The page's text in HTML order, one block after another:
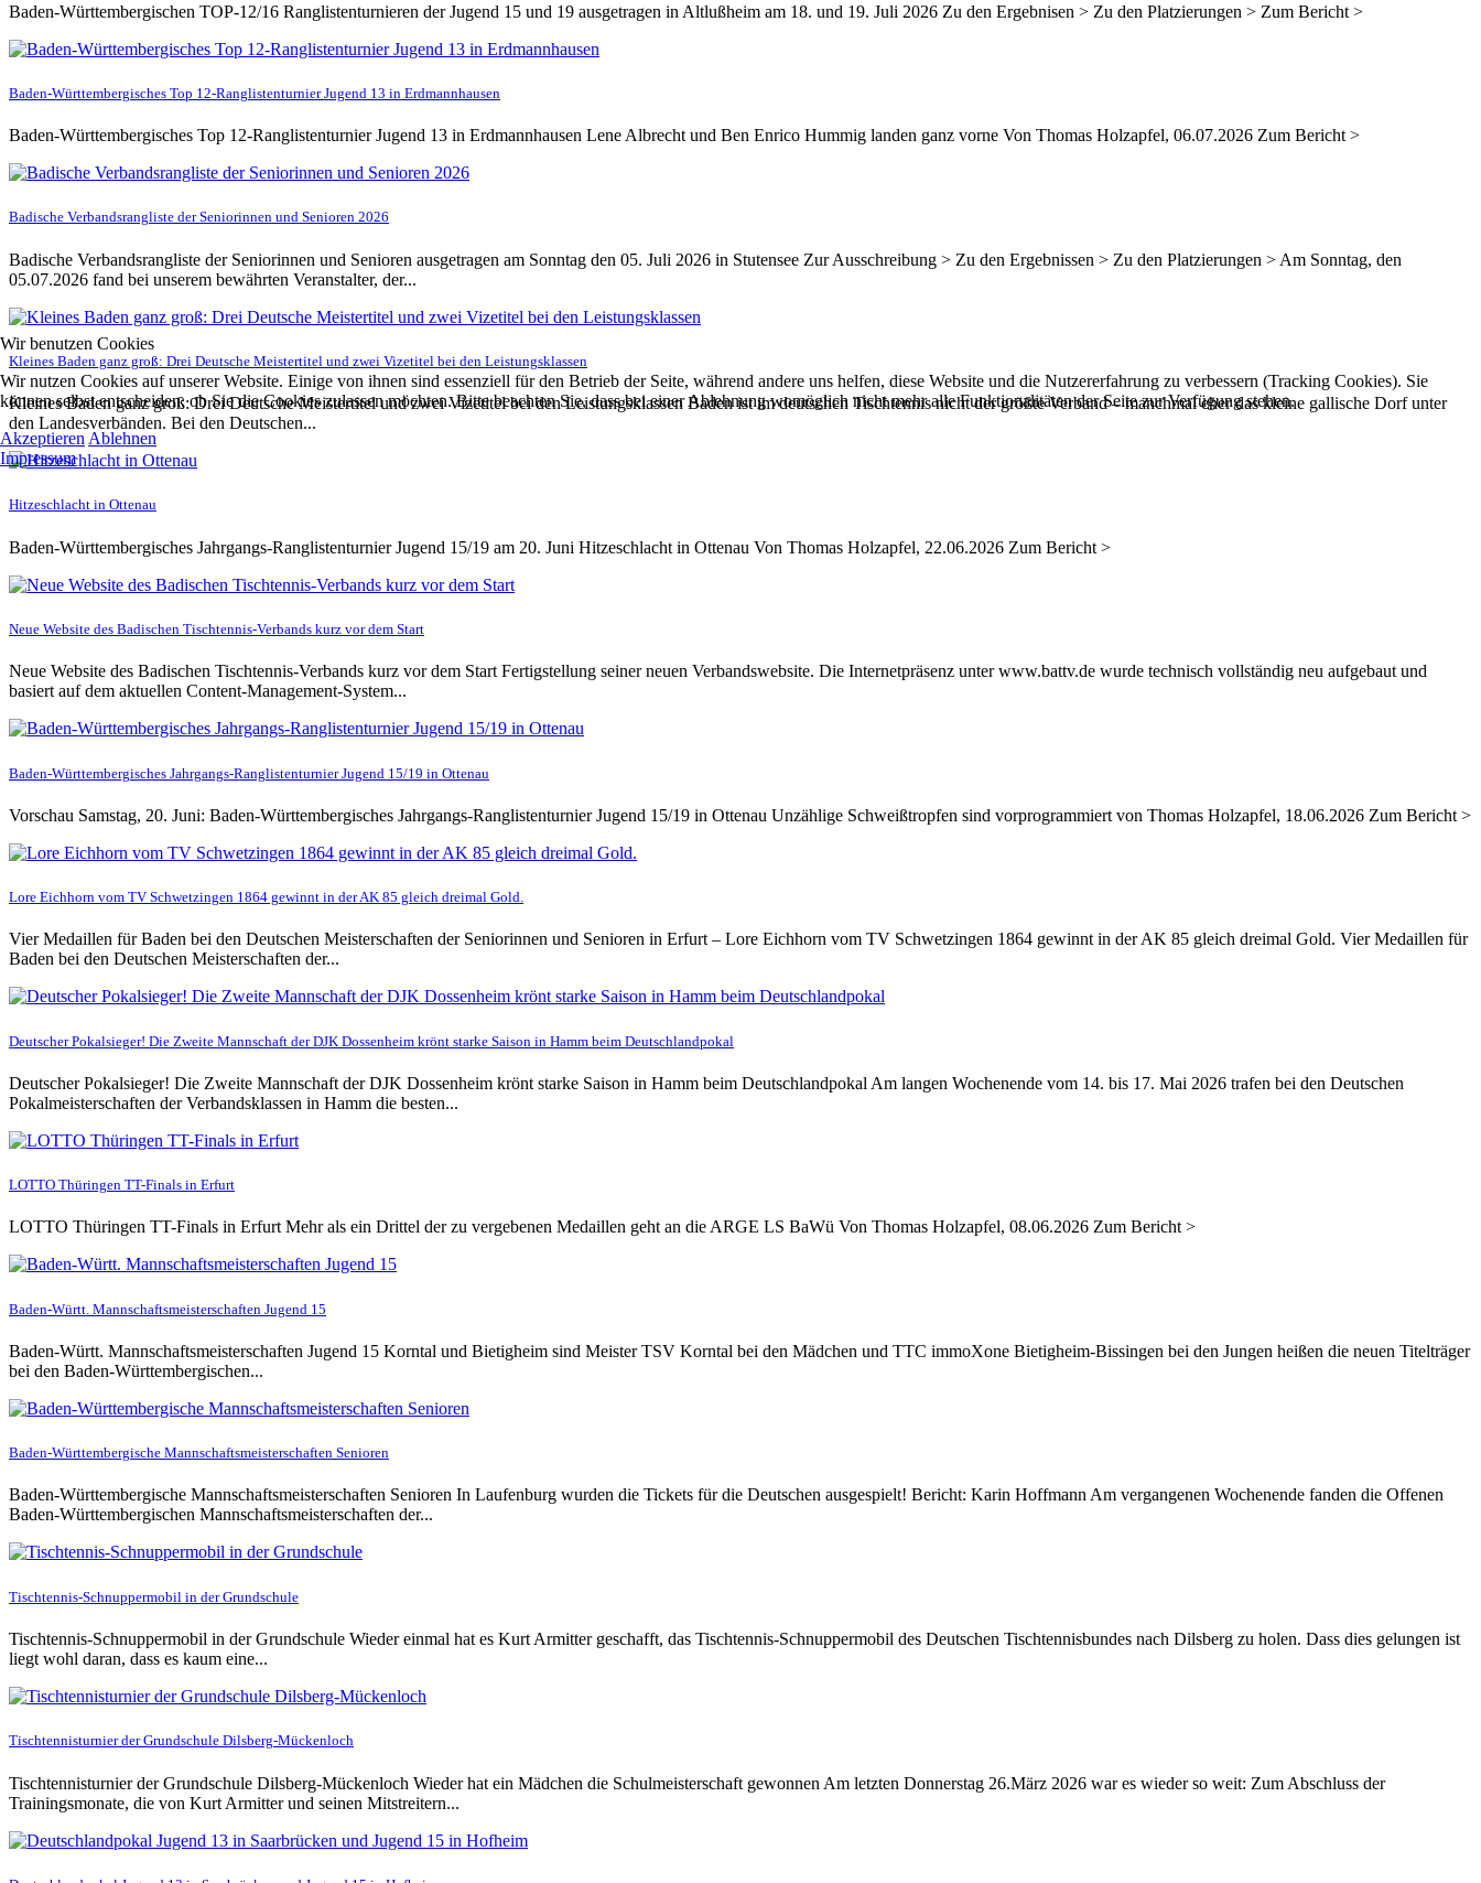
Baden-Württembergischen TOP-12/16 Ranglistenturnieren der Jugend 15 und 19 ausgetragen in Altlußheim am 18. und 19. Juli 2026 Zu den Ergebnisen > Zu den Platzierungen > Zum Bericht >
Baden-Württembergisches Top 12-Ranglistenturnier Jugend 13 in Erdmannhausen
Baden-Württembergisches Top 12-Ranglistenturnier Jugend 13 in Erdmannhausen Lene Albrecht und Ben Enrico Hummig landen ganz vorne Von Thomas Holzapfel, 06.07.2026 Zum Bericht >
Badische Verbandsrangliste der Seniorinnen und Senioren 2026
Badische Verbandsrangliste der Seniorinnen und Senioren ausgetragen am Sonntag den 05. Juli 2026 in Stutensee Zur Ausschreibung > Zu den Ergebnissen > Zu den Platzierungen > Am Sonntag, den
05.07.2026 fand bei unserem bewährten Veranstalter, der...
Kleines Baden ganz groß: Drei Deutsche Meistertitel und zwei Vizetitel bei den Leistungsklassen
Kleines Baden ganz groß: Drei Deutsche Meistertitel und zwei Vizetitel bei den Leistungsklassen Baden ist im deutschen Tischtennis nicht der größte Verband – manchmal eher das kleine gallische Dorf unter
den Landesverbänden. Bei den Deutschen...
Hitzeschlacht in Ottenau
Baden-Württembergisches Jahrgangs-Ranglistenturnier Jugend 15/19 am 20. Juni Hitzeschlacht in Ottenau Von Thomas Holzapfel, 22.06.2026 Zum Bericht >
Neue Website des Badischen Tischtennis-Verbands kurz vor dem Start
Neue Website des Badischen Tischtennis-Verbands kurz vor dem Start Fertigstellung seiner neuen Verbandswebsite. Die Internetpräsenz unter www.battv.de wurde technisch vollständig neu aufgebaut und
basiert auf dem aktuellen Content-Management-System...
Baden-Württembergisches Jahrgangs-Ranglistenturnier Jugend 15/19 in Ottenau
Vorschau Samstag, 20. Juni: Baden-Württembergisches Jahrgangs-Ranglistenturnier Jugend 15/19 in Ottenau Unzählige Schweißtropfen sind vorprogrammiert von Thomas Holzapfel, 18.06.2026 Zum Bericht >
Lore Eichhorn vom TV Schwetzingen 1864 gewinnt in der AK 85 gleich dreimal Gold.
Vier Medaillen für Baden bei den Deutschen Meisterschaften der Seniorinnen und Senioren in Erfurt – Lore Eichhorn vom TV Schwetzingen 1864 gewinnt in der AK 85 gleich dreimal Gold. Vier Medaillen für
Baden bei den Deutschen Meisterschaften der...
Deutscher Pokalsieger! Die Zweite Mannschaft der DJK Dossenheim krönt starke Saison in Hamm beim Deutschlandpokal
Deutscher Pokalsieger! Die Zweite Mannschaft der DJK Dossenheim krönt starke Saison in Hamm beim Deutschlandpokal Am langen Wochenende vom 14. bis 17. Mai 2026 trafen bei den Deutschen
Pokalmeisterschaften der Verbandsklassen in Hamm die besten...
LOTTO Thüringen TT-Finals in Erfurt
LOTTO Thüringen TT-Finals in Erfurt Mehr als ein Drittel der zu vergebenen Medaillen geht an die ARGE LS BaWü Von Thomas Holzapfel, 08.06.2026 Zum Bericht >
Baden-Württ. Mannschaftsmeisterschaften Jugend 15
Baden-Württ. Mannschaftsmeisterschaften Jugend 15 Korntal und Bietigheim sind Meister TSV Korntal bei den Mädchen und TTC immoXone Bietigheim-Bissingen bei den Jungen heißen die neuen Titelträger
bei den Baden-Württembergischen...
Baden-Württembergische Mannschaftsmeisterschaften Senioren
Baden-Württembergische Mannschaftsmeisterschaften Senioren In Laufenburg wurden die Tickets für die Deutschen ausgespielt! Bericht: Karin Hoffmann Am vergangenen Wochenende fanden die Offenen
Baden-Württembergischen Mannschaftsmeisterschaften der...
Tischtennis-Schnuppermobil in der Grundschule
Tischtennis-Schnuppermobil in der Grundschule Wieder einmal hat es Kurt Armitter geschafft, das Tischtennis-Schnuppermobil des Deutschen Tischtennisbundes nach Dilsberg zu holen. Dass dies gelungen ist
liegt wohl daran, dass es kaum eine...
Tischtennisturnier der Grundschule Dilsberg-Mückenloch
Tischtennisturnier der Grundschule Dilsberg-Mückenloch Wieder hat ein Mädchen die Schulmeisterschaft gewonnen Am letzten Donnerstag 26.März 2026 war es wieder so weit: Zum Abschluss der
Trainingsmonate, die von Kurt Armitter und seinen Mitstreitern...
Wir benutzen Cookies
Wir nutzen Cookies auf unserer Website. Einige von ihnen sind essenziell für den Betrieb der Seite, während andere uns helfen, diese Website und die Nutzererfahrung zu verbessern (Tracking Cookies). Sie
können selbst entscheiden, ob Sie die Cookies zulassen möchten. Bitte beachten Sie, dass bei einer Ablehnung womöglich nicht mehr alle Funktionalitäten der Seite zur Verfügung stehen.
Akzeptieren Ablehnen
Impressum